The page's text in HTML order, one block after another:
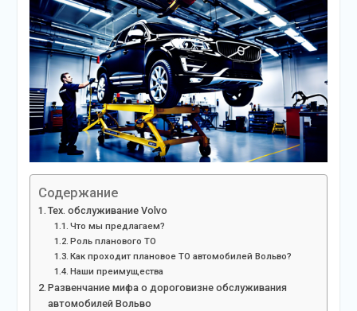
Содержание
Тех. обслуживание Volvo
Что мы предлагаем?
Роль планового ТО
Как проходит плановое ТО автомобилей Вольво?
Наши преимущества
Развенчание мифа о дороговизне обслуживания
автомобилей Вольво